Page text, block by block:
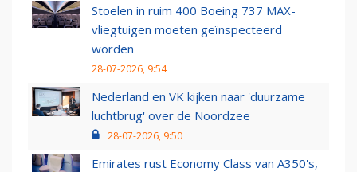
Stoelen in ruim 400 Boeing 737 MAX-
vliegtuigen moeten geïnspecteerd
worden
28-07-2026, 9:54
Nederland en VK kijken naar 'duurzame
luchtbrug' over de Noordzee
28-07-2026, 9:50
Emirates rust Economy Class van A350's,